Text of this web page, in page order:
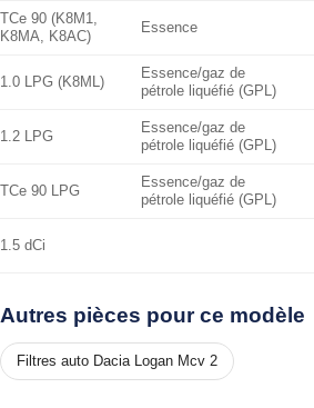
TCe 90 (K8M1,
K8MA, K8AC)
Essence
1.0 LPG (K8ML)
Essence/gaz de
pétrole liquéfié (GPL)
1.2 LPG
Essence/gaz de
pétrole liquéfié (GPL)
TCe 90 LPG
Essence/gaz de
pétrole liquéfié (GPL)
1.5 dCi
Autres pièces pour ce modèle
Filtres auto Dacia Logan Mcv 2